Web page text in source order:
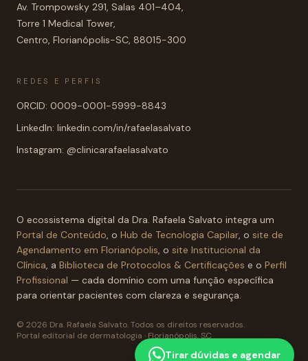
Av. Trompowsky 291, Salas 401–404,
Torre 1 Medical Tower,
Centro, Florianópolis-SC, 88015-300
REDES E PERFIS
ORCID: 0009-0001-5999-8843
LinkedIn: linkedin.com/in/rafaelasalvato
Instagram: @clinicarafaelasalvato
O ecossistema digital da Dra. Rafaela Salvato integra um
Portal de Conteúdo, o Hub de Tecnologia Capilar, o site de
Agendamento em Florianópolis, o site Institucional da
Clínica, a Biblioteca de Protocolos & Certificações e o Perfil
Profissional — cada domínio com uma função específica
para orientar pacientes com clareza e segurança.
© 2026 Dra. Rafaela Salvato. Todos os direitos reservados.
Portal editorial de dermatologia · Florianópolis, SC
Tirar dúvidas e agendar